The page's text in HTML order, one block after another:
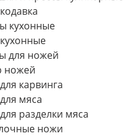
кухонные
для ножей
ножей
карвинга
мяса
разделки мяса
ножи